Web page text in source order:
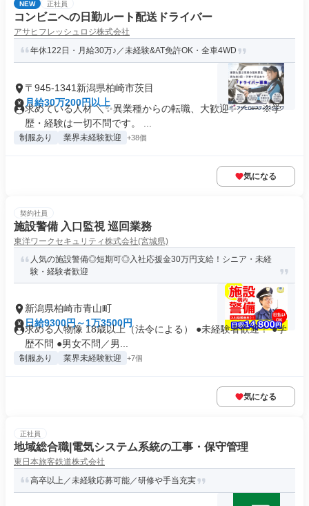
NEW 正社員
コンビニへの日勤ルート配送ドライバー
アサヒフレッシュロジ株式会社
年休122日・月給30万♪／未経験&AT免許OK・全車4WD
〒945-1341新潟県柏崎市茨目
月給30万200円以上
求めている人材 ＼✨異業種からの転職、大歓迎✨／ ー ※学
歴・経験は一切不問です。 ...
制服あり 業界未経験歓迎 +38個
気になる
契約社員
施設警備 入口監視 巡回業務
東洋ワークセキュリティ株式会社(宮城県)
人気の施設警備◎短期可◎入社応援金30万円支給！シニア・未経
験・経験者歓迎
新潟県柏崎市青山町
日給9300円～1万3500円
求める人物像 18歳以上（法令による） ●未経験者歓迎！ ●学
歴不問 ●男女不問／男...
制服あり 業界未経験歓迎 +7個
気になる
正社員
地域総合職|電気システム系統の工事・保守管理
東日本旅客鉄道株式会社
高卒以上／未経験応募可能／研修や手当充実